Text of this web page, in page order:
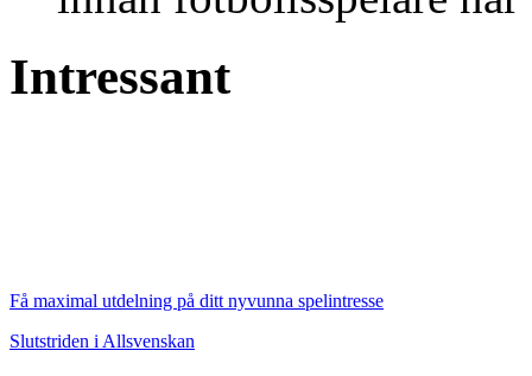
Intressant
Få maximal utdelning på ditt nyvunna spelintresse
Slutstriden i Allsvenskan